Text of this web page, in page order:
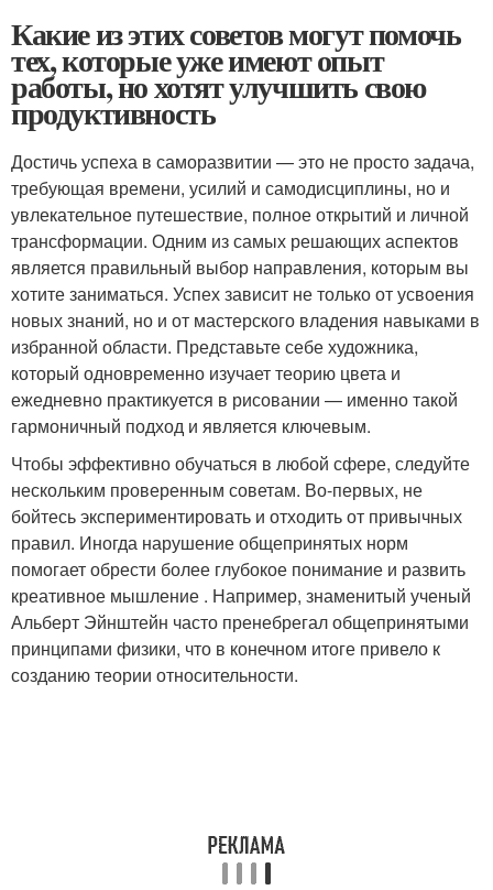
Какие из этих советов могут помочь
тех, которые уже имеют опыт
работы, но хотят улучшить свою
продуктивность
Достичь успеха в саморазвитии — это не просто задача,
требующая времени, усилий и самодисциплины, но и
увлекательное путешествие, полное открытий и личной
трансформации. Одним из самых решающих аспектов
является правильный выбор направления, которым вы
хотите заниматься. Успех зависит не только от усвоения
новых знаний, но и от мастерского владения навыками в
избранной области. Представьте себе художника,
который одновременно изучает теорию цвета и
ежедневно практикуется в рисовании — именно такой
гармоничный подход и является ключевым.
Чтобы эффективно обучаться в любой сфере, следуйте
нескольким проверенным советам. Во-первых, не
бойтесь экспериментировать и отходить от привычных
правил. Иногда нарушение общепринятых норм
помогает обрести более глубокое понимание и развить
креативное мышление . Например, знаменитый ученый
Альберт Эйнштейн часто пренебрегал общепринятыми
принципами физики, что в конечном итоге привело к
созданию теории относительности.